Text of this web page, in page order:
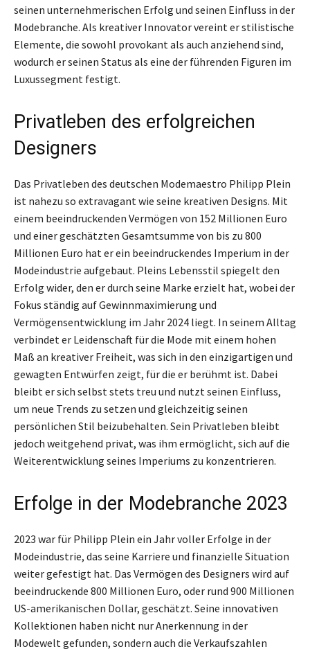
seinen unternehmerischen Erfolg und seinen Einfluss in der
Modebranche. Als kreativer Innovator vereint er stilistische
Elemente, die sowohl provokant als auch anziehend sind,
wodurch er seinen Status als eine der führenden Figuren im
Luxussegment festigt.
Privatleben des erfolgreichen
Designers
Das Privatleben des deutschen Modemaestro Philipp Plein
ist nahezu so extravagant wie seine kreativen Designs. Mit
einem beeindruckenden Vermögen von 152 Millionen Euro
und einer geschätzten Gesamtsumme von bis zu 800
Millionen Euro hat er ein beeindruckendes Imperium in der
Modeindustrie aufgebaut. Pleins Lebensstil spiegelt den
Erfolg wider, den er durch seine Marke erzielt hat, wobei der
Fokus ständig auf Gewinnmaximierung und
Vermögensentwicklung im Jahr 2024 liegt. In seinem Alltag
verbindet er Leidenschaft für die Mode mit einem hohen
Maß an kreativer Freiheit, was sich in den einzigartigen und
gewagten Entwürfen zeigt, für die er berühmt ist. Dabei
bleibt er sich selbst stets treu und nutzt seinen Einfluss,
um neue Trends zu setzen und gleichzeitig seinen
persönlichen Stil beizubehalten. Sein Privatleben bleibt
jedoch weitgehend privat, was ihm ermöglicht, sich auf die
Weiterentwicklung seines Imperiums zu konzentrieren.
Erfolge in der Modebranche 2023
2023 war für Philipp Plein ein Jahr voller Erfolge in der
Modeindustrie, das seine Karriere und finanzielle Situation
weiter gefestigt hat. Das Vermögen des Designers wird auf
beeindruckende 800 Millionen Euro, oder rund 900 Millionen
US-amerikanischen Dollar, geschätzt. Seine innovativen
Kollektionen haben nicht nur Anerkennung in der
Modewelt gefunden, sondern auch die Verkaufszahlen